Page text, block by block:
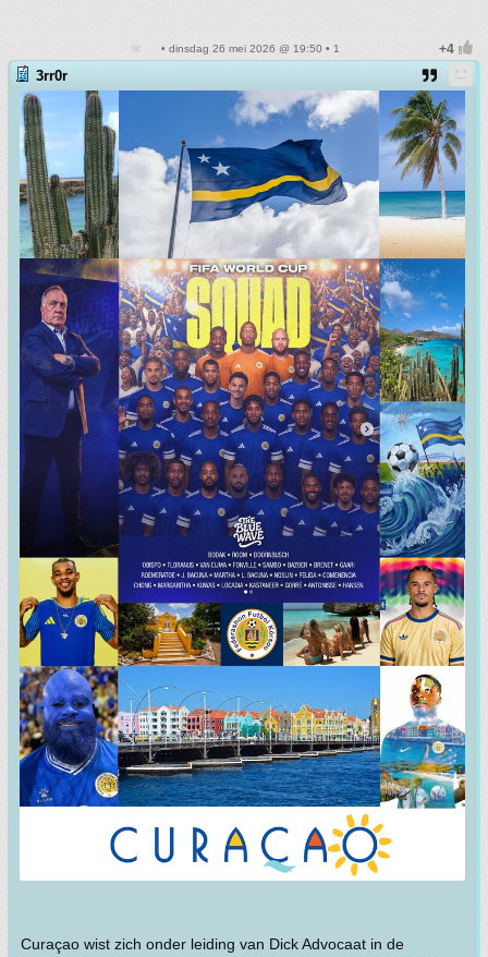
• dinsdag 26 mei 2026 @ 19:50 • 1
3rr0r
Curaçao wist zich onder leiding van Dick Advocaat in de